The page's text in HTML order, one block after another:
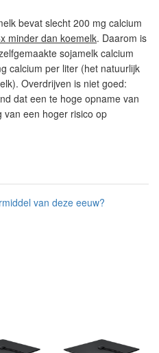
bevat slecht 200 mg calcium
minder dan koemelk. Daarom is
sojamelk calcium
calcium per liter (het natuurlijk
Overdrijven is niet goed:
dat een te hoge opname van
van een hoger risico op
van deze eeuw?